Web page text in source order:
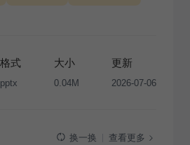
止任何形式的转让、出售或出租，未
不得擅自转载和分发，否则将接照我
格式
pptx
大小
0.04M
更新
2026-07-06
换一换 查看更多